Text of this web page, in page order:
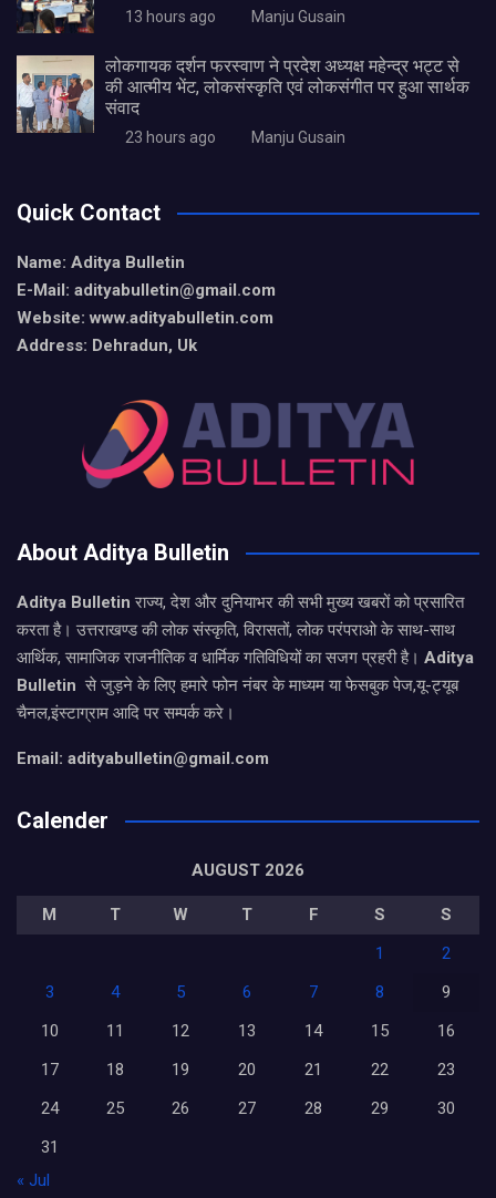
13 hours ago Manju Gusain
लोकगायक दर्शन फरस्वाण ने प्रदेश अध्यक्ष महेन्द्र भट्ट से
की आत्मीय भेंट, लोकसंस्कृति एवं लोकसंगीत पर हुआ सार्थक
संवाद
23 hours ago Manju Gusain
Quick Contact
Name: Aditya Bulletin
E-Mail: adityabulletin@gmail.com
Website: www.adityabulletin.com
Address: Dehradun, Uk
About Aditya Bulletin
Aditya Bulletinराज्य, देश और दुनियाभर की सभी मुख्य खबरों को प्रसारित
करता है। उत्तराखण्ड की लोक संस्कृति, विरासतों, लोक परंपराओ के साथ-साथ
आर्थिक, सामाजिक राजनीतिक व धार्मिक गतिविधियों का सजग प्रहरी है। Aditya
Bulletin से जुड़ने के लिए हमारे फोन नंबर के माध्यम या फेसबुक पेज,यू-ट्यूब
चैनल,इंस्टाग्राम आदि पर सम्पर्क करे।
Email: adityabulletin@gmail.com
Calender
AUGUST 2026
M T W T F S
S
1
2
3
4 5 6 7 8
9
10
11 12 13 14 15
16
17
18 19 20 21 22
23
24
25 26 27 28 29
30
31
« Jul